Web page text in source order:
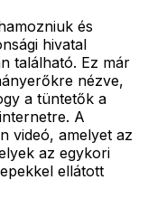
és
hivatal
található. Ez már
nézve,
a tüntetők a
A
videó, amelyet az
az egykori
ellátott